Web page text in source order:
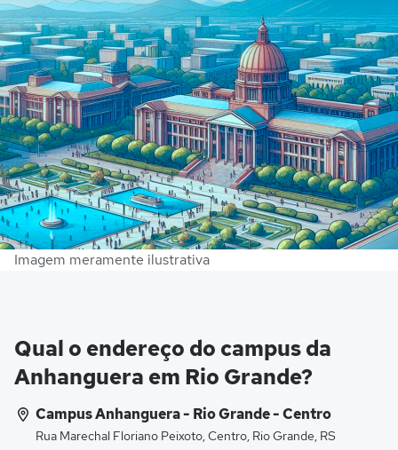
Imagem meramente ilustrativa
Qual o endereço do campus da
Anhanguera em Rio Grande?
Campus Anhanguera - Rio Grande - Centro
Rua Marechal Floriano Peixoto, Centro, Rio Grande, RS